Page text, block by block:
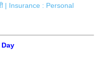
| Insurance : Personal
Day